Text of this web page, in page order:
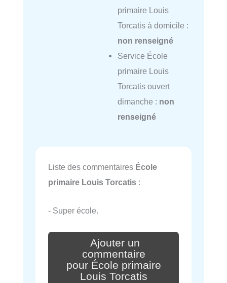
primaire Louis
Torcatis à domicile :
non renseigné
Service École
primaire Louis
Torcatis ouvert
dimanche : non
renseigné
Liste des commentaires École
primaire Louis Torcatis :
- Super école.
Ajouter un
commentaire
pour École primaire
Louis Torcatis